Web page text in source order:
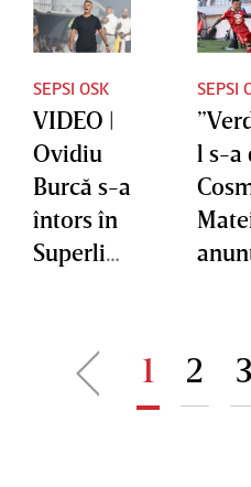
SEPSI OSK
VIDEO |
Ovidiu
Burcă s-a
întors în
Superliga
individua
le ale
SEPSI
l s-a
TAS cu
1 2 3